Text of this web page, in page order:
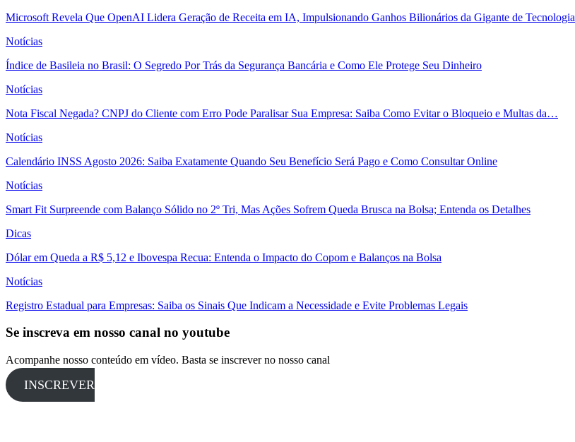
Microsoft Revela Que OpenAI Lidera Geração de Receita em IA, Impulsionando Ganhos Bilionários da Gigante de Tecnologia
Notícias
Índice de Basileia no Brasil: O Segredo Por Trás da Segurança Bancária e Como Ele Protege Seu Dinheiro
Notícias
Nota Fiscal Negada? CNPJ do Cliente com Erro Pode Paralisar Sua Empresa: Saiba Como Evitar o Bloqueio e Multas da…
Notícias
Calendário INSS Agosto 2026: Saiba Exatamente Quando Seu Benefício Será Pago e Como Consultar Online
Notícias
Smart Fit Surpreende com Balanço Sólido no 2º Tri, Mas Ações Sofrem Queda Brusca na Bolsa; Entenda os Detalhes
Dicas
Dólar em Queda a R$ 5,12 e Ibovespa Recua: Entenda o Impacto do Copom e Balanços na Bolsa
Notícias
Registro Estadual para Empresas: Saiba os Sinais Que Indicam a Necessidade e Evite Problemas Legais
Se inscreva em nosso canal no youtube
Acompanhe nosso conteúdo em vídeo. Basta se inscrever no nosso canal
INSCREVER